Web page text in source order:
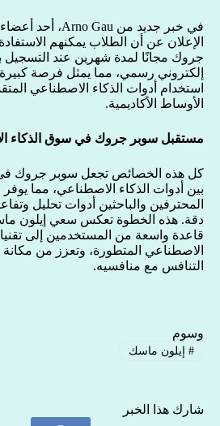
الإعلان عن أن الطلاب يمكنهم
جروك مجانًا لمدة شهرين عند التسجيل
إلكتروني رسمي، مما يمثل فرصة
استخدام أدوات الذكاء الاصطناعي
الأوساط الأكاديمية.
مستقبل سوبر جروك في سوق الذكاء
كل هذه الخصائص تجعل سوبر جروك
بين أدوات الذكاء الاصطناعي، مما
المحترفين والباحثين أدوات تحليل
دقة. هذه الخطوة تعكس سعي إيلون
قاعدة واسعة من المستخدمين إلى
التنافس مع منافسيه.
وسوم
#إيلون ماسك
شارك هذا الخبر